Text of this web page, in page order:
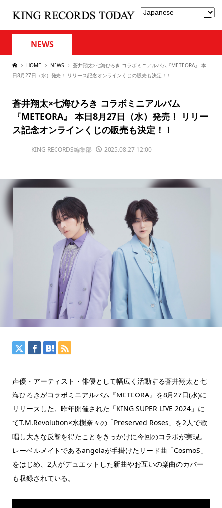
NEWS
HOME NEWS
蒼井翔太×七海ひろき コラボミニアルバム『METEORA』 本
日8月27日（水）発売！ リリース記念オンラインくじの販売も決定！！
蒼井翔太×七海ひろき コラボミニアルバム
『METEORA』 本日8月27日（水）発売！ リリー
ス記念オンラインくじの販売も決定！！
KING RECORDS編集部 2025.08.27 12:00
声優・アーティスト・俳優として幅広く活動する蒼井翔太と七
海ひろきがコラボミニアルバム『METEORA』を8月27日(水)に
リリースした。昨年開催された「KING SUPER LIVE 2024」に
てT.M.Revolution×水樹奈々の「Preserved Roses」を2人で歌
唱し大きな反響を得たことをきっかけに今回のコラボが実現。
レーベルメイトであるangelaが手掛けたリード曲「CosmoS」
をはじめ、2人がデュエットした新曲やお互いの楽曲のカバー
も収録されている。